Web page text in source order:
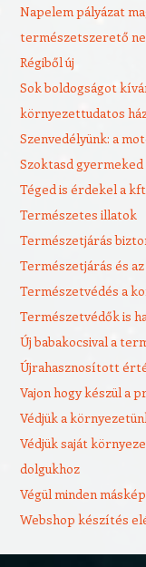
Napelem pályázat
természetszerető
Régiből új
Sok boldogságot
környezettudatos
Szenvedélyünk: a
Szoktasd
Téged is érdekel a
Természetes illatok
Természetjárás
Természetjárás és
Természetvédés a
Természetvédők is
Új babakocsival a
Újrahasznosított
Vajon hogy készül a
Védjük a
Védjük saját
dolgukhoz
Végül minden
Webshop készítés